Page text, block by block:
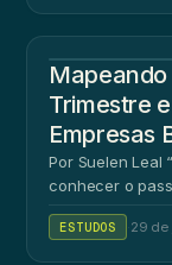
Trimestre
Empresas
Por Suelen Leal
conhecer o
ESTUDOS 29 de